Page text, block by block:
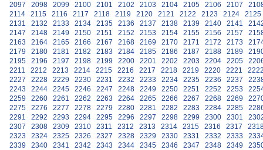
2097
2098 2099 2100 2101 2102 2103 2104 2105 2106 2107
2114
2115 2116 2117 2118 2119 2120 2121 2122 2123 2124
2125
2131
2132 2133 2134 2135 2136 2137 2138 2139 2140 2141
2147
2148 2149 2150 2151 2152 2153 2154 2155 2156 2157
2163
2164 2165 2166 2167 2168 2169 2170 2171 2172 2173
2179
2180 2181 2182 2183 2184 2185 2186 2187 2188 2189
2195
2196 2197 2198 2199 2200 2201 2202 2203 2204 2205
2211
2212 2213 2214 2215 2216 2217 2218 2219 2220 2221
2227
2228 2229 2230 2231 2232 2233 2234 2235 2236 2237
2243
2244 2245 2246 2247 2248 2249 2250 2251 2252 2253
2259
2260 2261 2262 2263 2264 2265 2266 2267 2268 2269
2275
2276 2277 2278 2279 2280 2281 2282 2283 2284 2285
2291
2292 2293 2294 2295 2296 2297 2298 2299 2300 2301
2307
2308 2309 2310 2311 2312 2313 2314 2315 2316 2317
2323
2324 2325 2326 2327 2328 2329 2330 2331 2332 2333
2339
2340 2341 2342 2343 2344 2345 2346 2347 2348 2349